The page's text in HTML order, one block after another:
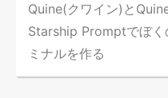
Quine(クワイン)と
Starship Promptでぼく
ミナルを作る